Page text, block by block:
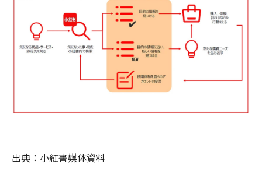
出典：小紅書媒体資料